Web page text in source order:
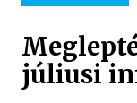
júliusi